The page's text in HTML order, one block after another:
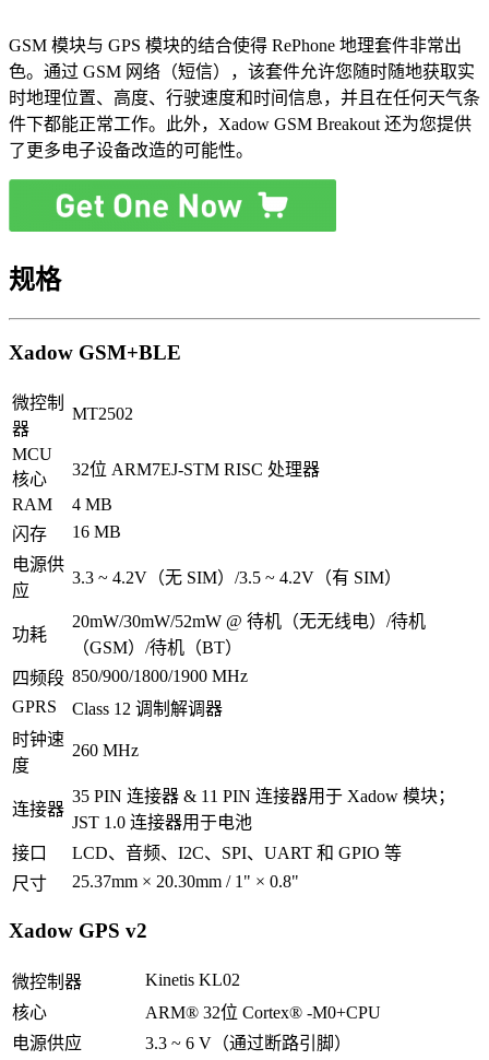
GSM 模块与 GPS 模块的结合使得 RePhone 地理套件非常出
色。通过 GSM 网络（短信），该套件允许您随时随地获取实
时地理位置、高度、行驶速度和时间信息，并且在任何天气条
件下都能正常工作。此外，Xadow GSM Breakout 还为您提供
了更多电子设备改造的可能性。
规格
Xadow GSM+BLE
微控制
器
MT2502
MCU
核心
32位 ARM7EJ-STM RISC 处理器
RAM
4 MB
闪存
16 MB
电源供
应
3.3 ~ 4.2V（无 SIM）/3.5 ~ 4.2V（有 SIM）
功耗
20mW/30mW/52mW @ 待机（无无线电）/待机
（GSM）/待机（BT）
四频段 850/900/1800/1900 MHz
GPRS
Class 12 调制解调器
时钟速
度
260 MHz
连接器
35 PIN 连接器 & 11 PIN 连接器用于 Xadow 模块；
JST 1.0 连接器用于电池
接口
LCD、音频、I2C、SPI、UART 和 GPIO 等
尺寸
25.37mm × 20.30mm / 1" × 0.8"
Xadow GPS v2
微控制器
Kinetis KL02
核心
ARM® 32位 Cortex® -M0+CPU
电源供应
3.3 ~ 6 V（通过断路引脚）